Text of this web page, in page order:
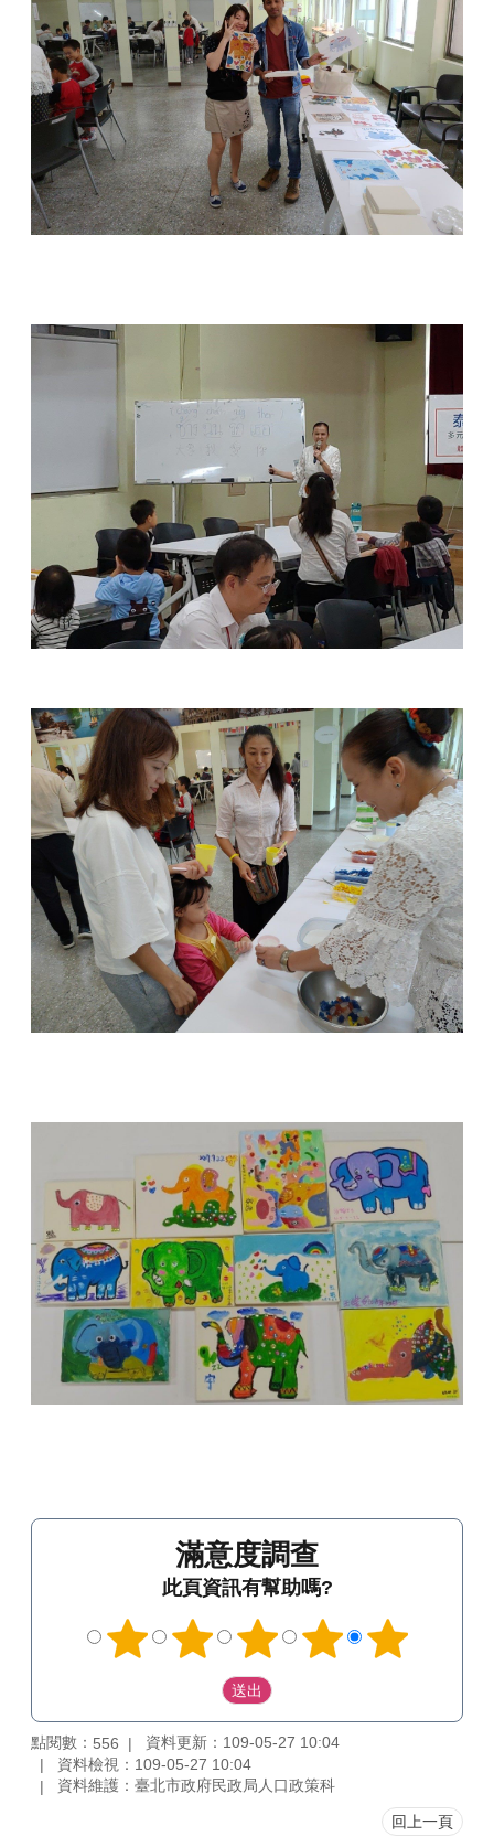
滿意度調查
此頁資訊有幫助嗎?
點閱數： 556
資料更新：109-05-27 10:04
資料檢視：109-05-27 10:04
資料維護：臺北市政府民政局人口政策科
回上一頁